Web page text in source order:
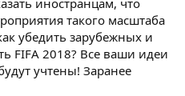
такого масштаба
убедить зарубежных и
FIFA 2018? Все ваши идеи
учтены! Заранее